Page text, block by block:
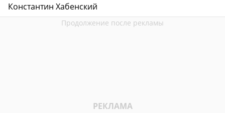
Константин Хабенский